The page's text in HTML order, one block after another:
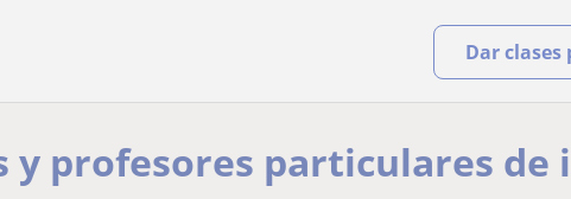
Dar
y profesores particulares